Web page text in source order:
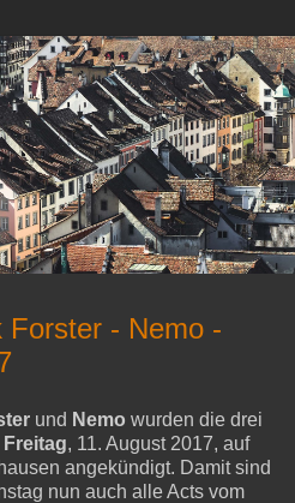
Forster - Nemo -
und Nemo wurden die drei
, 11. August 2017, auf
angekündigt. Damit sind
nun auch alle Acts vom